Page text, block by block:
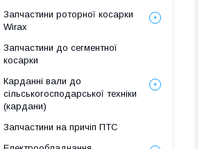
Запчастини роторної косарки
Wirax
Запчастини до сегментної
косарки
Карданні вали до
сільськогосподарської техніки
(кардани)
Запчастини на причіп ПТС